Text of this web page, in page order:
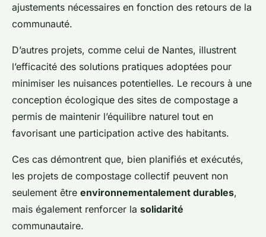
ajustements nécessaires en fonction des retours de la
communauté.
D’autres projets, comme celui de Nantes, illustrent
l’efficacité des solutions pratiques adoptées pour
minimiser les nuisances potentielles. Le recours à une
conception écologique des sites de compostage a
permis de maintenir l’équilibre naturel tout en
favorisant une participation active des habitants.
Ces cas démontrent que, bien planifiés et exécutés,
les projets de compostage collectif peuvent non
seulement être environnementalement durables,
mais également renforcer la solidarité
communautaire.